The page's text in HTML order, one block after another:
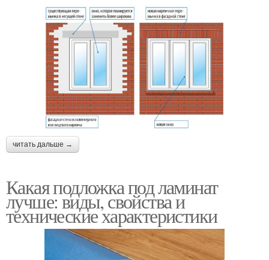
читать дальше →
Какая подложка под ламинат
лучше: виды, свойства и
технические характеристики